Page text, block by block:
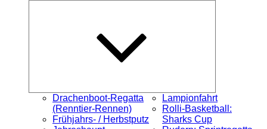
Drachenboot-Regatta
(Renntier-Rennen)
Frühjahrs- / Herbstputz
Lampionfahrt
Rolli-Basketball:
Sharks Cup